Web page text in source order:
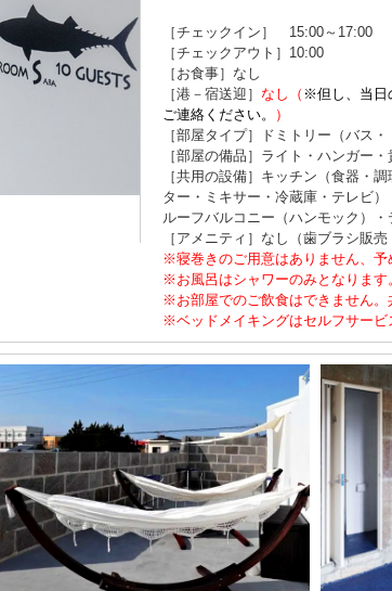
［チェックイン］ 15:00～17:00
［チェックアウト］10:00
［お食事］なし
［港－宿送迎］ なし（ ※但し、当日
ご連絡ください。
）
［部屋タイプ］ドミトリー（バス
［部屋の備品］ライト・ハンガー
［共用の設備］キッチン（食器・
ター・ミキサー・冷蔵庫・テレビ
ルーフバルコニー（ハンモック）
［アメニティ］なし（歯ブラシ販
※寝巻きのご用意はありません、
※お風呂はシャワーのみとなります
※お部屋でのご飲食はできません
※ベッドメイキングはセルフサービ